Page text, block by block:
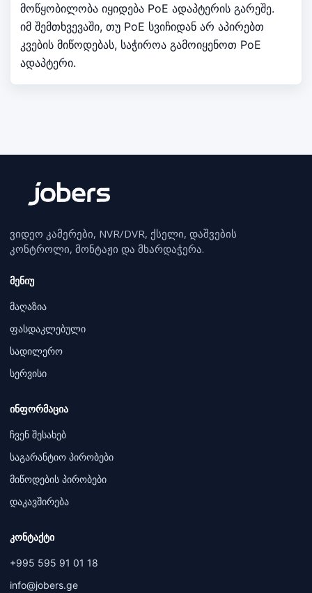
მოწყობილობა იყიდება PoE ადაპტერის გარეშე.
იმ შემთხვევაში, თუ PoE სვიჩიდან არ აპირებთ
კვების მიწოდებას, საჭიროა გამოიყენოთ PoE
ადაპტერი.
ვიდეო კამერები, NVR/DVR, ქსელი, დაშვების
კონტროლი, მონტაჟი და მხარდაჭერა.
მენიუ
მაღაზია
ფასდაკლებული
სადილერო
სერვისი
ინფორმაცია
ჩვენ შესახებ
საგარანტიო პირობები
მიწოდების პირობები
დაკავშირება
კონტაქტი
+995 595 91 01 18
info@jobers.ge